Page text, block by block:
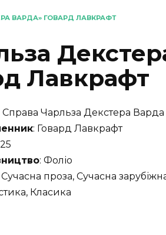
ВАРДА» ГОВАРД ЛАВКРАФТ
Лавкрафт
Справа Чарльза Декстера Варда
: Говард Лавкрафт
: Фоліо
Сучасна проза, Сучасна
Класика